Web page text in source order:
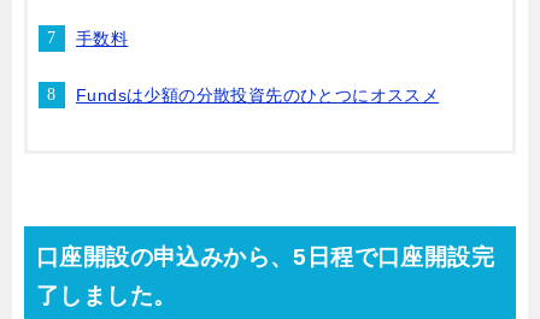
手数料
Fundsは少額の分散投資先のひとつにオススメ
口座開設の申込みから、5日程で口座開設完
了しました。